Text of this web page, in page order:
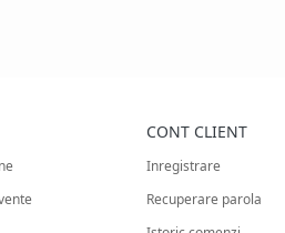
CONT CLIENT
Inregistrare
Recuperare parola